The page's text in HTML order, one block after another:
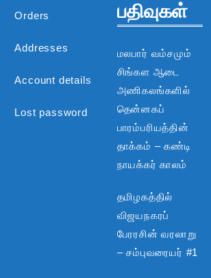
Orders
Addresses
Account details
Lost password
பதிவுகள்
மலபார் வம்சமும்
சிங்கள ஆடை
அணிகலங்களில்
தென்னகப்
பாரம்பரியத்தின்
தாக்கம் – கண்டி
நாயக்கர் காலம்
தமிழகத்தில்
விஜயநகரப்
பேரரசின் வரலாறு
– சம்புவரையர் #1